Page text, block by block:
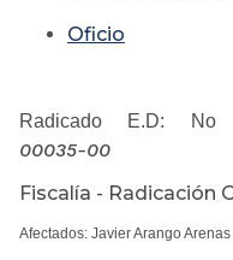
Oficio
Radicado E.D: No
00035-00
Fiscalía - Radicación
Afectados: Javier Arango